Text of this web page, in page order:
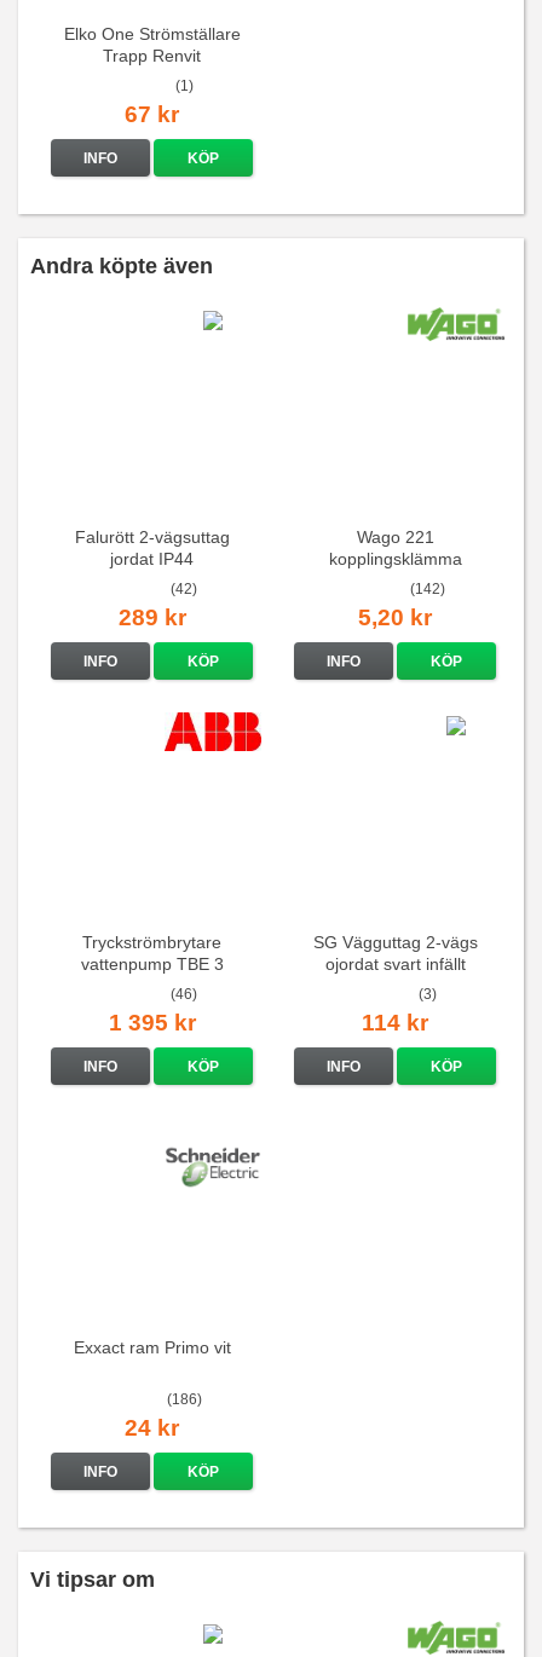
Elko One Strömställare
Trapp Renvit
(1)
67 kr
INFO KÖP
Andra köpte även
Falurött 2-vägsuttag
jordat IP44
(42)
289 kr
INFO KÖP
Wago 221
kopplingsklämma
(142)
5,20 kr
INFO KÖP
Tryckströmbrytare
vattenpump TBE 3
(46)
1 395 kr
INFO KÖP
SG Vägguttag 2-vägs
ojordat svart infällt
16A/250V
(3)
114 kr
INFO KÖP
Exxact ram Primo vit
(186)
24 kr
INFO KÖP
Vi tipsar om